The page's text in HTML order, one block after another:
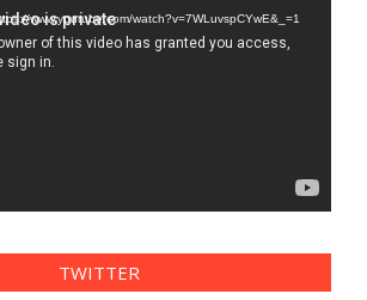
www.youtube.com/watch?v=7WLuvspCYwE&_=1
TWITTER